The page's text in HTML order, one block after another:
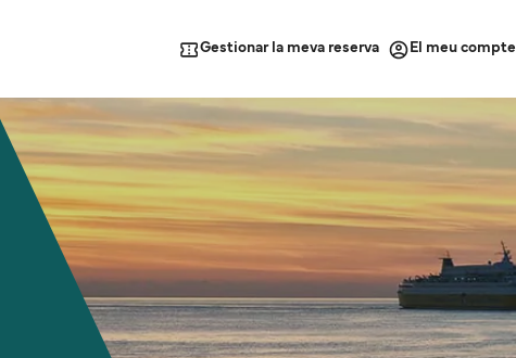
Gestionar la meva reserva El meu compte